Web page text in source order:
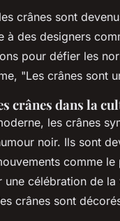
crânes sont
à des designers
pour défier les
"Les crânes sont
crânes dans la
les crânes
noir. Ils sont
comme le
une célébration de
crânes sont